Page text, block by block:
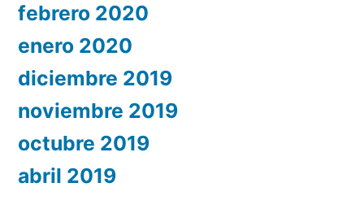
febrero 2020
enero 2020
diciembre 2019
noviembre 2019
octubre 2019
abril 2019